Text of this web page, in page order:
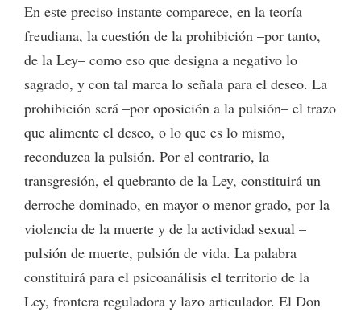
En este preciso instante comparece, en la teoría
freudiana, la cuestión de la prohibición –por tanto,
de la Ley– como eso que designa a negativo lo
sagrado, y con tal marca lo señala para el deseo. La
prohibición será –por oposición a la pulsión– el trazo
que alimente el deseo, o lo que es lo mismo,
reconduzca la pulsión. Por el contrario, la
transgresión, el quebranto de la Ley, constituirá un
derroche dominado, en mayor o menor grado, por la
violencia de la muerte y de la actividad sexual –
pulsión de muerte, pulsión de vida. La palabra
constituirá para el psicoanálisis el territorio de la
Ley, frontera reguladora y lazo articulador. El Don